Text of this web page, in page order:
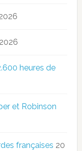
heures de
et Robinson
françaises 20